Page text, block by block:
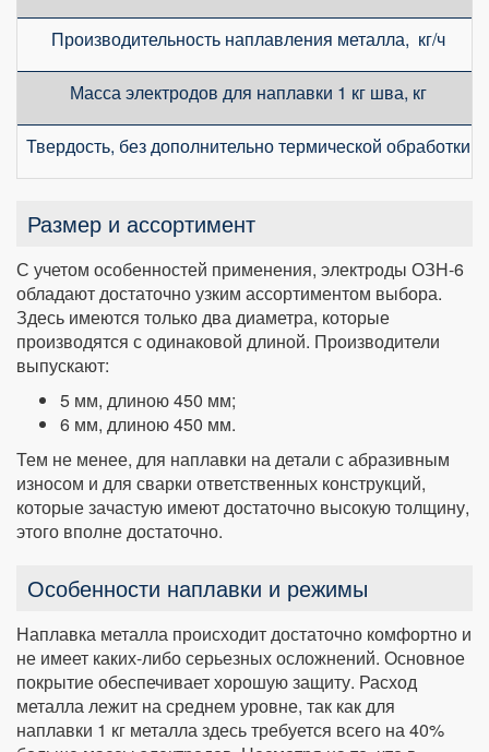
Производительность наплавления металла, кг/ч
Масса электродов для наплавки 1 кг шва, кг
Твердость, без дополнительно термической обработки
Размер и ассортимент
С учетом особенностей применения, электроды ОЗН-6
обладают достаточно узким ассортиментом выбора.
Здесь имеются только два диаметра, которые
производятся с одинаковой длиной. Производители
выпускают:
5 мм, длиною 450 мм;
6 мм, длиною 450 мм.
Тем не менее, для наплавки на детали с абразивным
износом и для сварки ответственных конструкций,
которые зачастую имеют достаточно высокую толщину,
этого вполне достаточно.
Особенности наплавки и режимы
Наплавка металла происходит достаточно комфортно и
не имеет каких-либо серьезных осложнений. Основное
покрытие обеспечивает хорошую защиту. Расход
металла лежит на среднем уровне, так как для
наплавки 1 кг металла здесь требуется всего на 40%